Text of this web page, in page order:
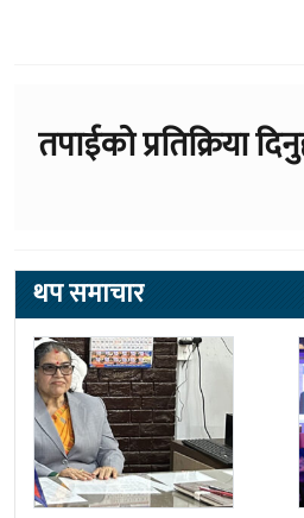
तपाईको प्रतिक्रिया
थप समाचार